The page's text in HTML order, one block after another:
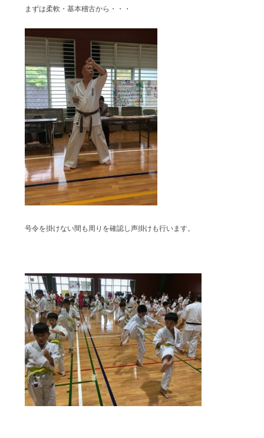
まずは柔軟・基本稽古から・・・
号令を掛けない間も周りを確認し声掛けも行います。